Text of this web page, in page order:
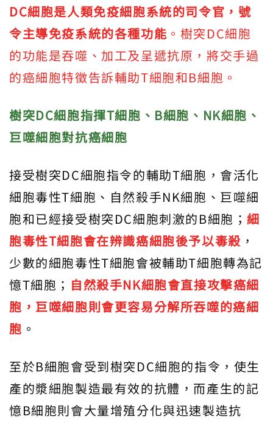
DC細胞是人類免疫細胞系統的司令官，號
令主導免疫系統的各種功能 。樹突DC細胞
的功能是吞噬、加工及呈遞抗原，將交手過
的癌細胞特徵告訴輔助T細胞和B細胞。
樹突DC細胞指揮T細胞、B細胞、NK細胞、
巨噬細胞對抗癌細胞
接受樹突DC細胞指令的輔助T細胞，會活化
細胞毒性T細胞、自然殺手NK細胞、巨噬細
胞和已經接受樹突DC細胞刺激的B細胞；細
胞毒性T細胞會在辨識癌細胞後予以毒殺 ，
少數的細胞毒性T細胞會被輔助T細胞轉為記
憶T細胞； 自然殺手NK細胞會直接攻擊癌細
胞，巨噬細胞則會更容易分解所吞噬的癌細
胞 。
至於B細胞會受到樹突DC細胞的指令，使生
產的漿細胞製造最有效的抗體，而產生的記
憶B細胞則會大量增殖分化與迅速製造抗